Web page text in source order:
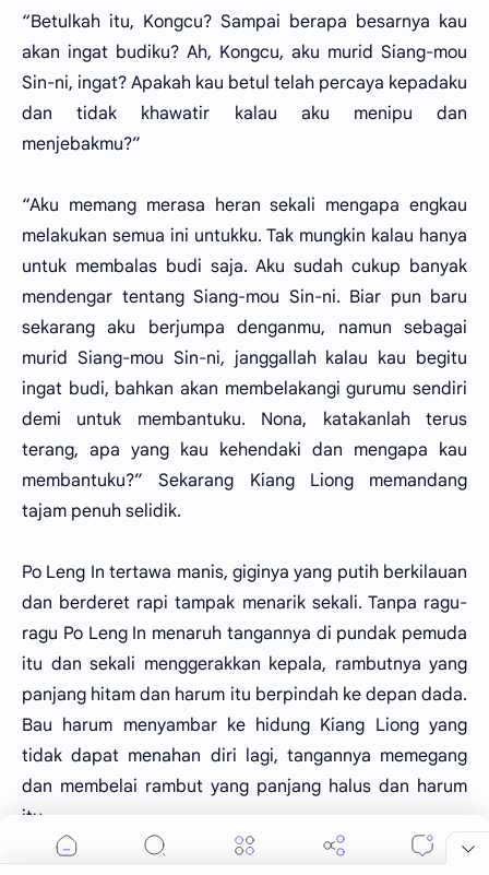
“Betulkah itu, Kongcu? Sampai berapa besarnya kau
akan ingat budiku? Ah, Kongcu, aku murid Siang-mou
Sin-ni, ingat? Apakah kau betul telah percaya kepadaku
dan tidak khawatir kalau aku menipu dan
menjebakmu?”
“Aku memang merasa heran sekali mengapa engkau
melakukan semua ini untukku. Tak mungkin kalau hanya
untuk membalas budi saja. Aku sudah cukup banyak
mendengar tentang Siang-mou Sin-ni. Biar pun baru
sekarang aku berjumpa denganmu, namun sebagai
murid Siang-mou Sin-ni, janggallah kalau kau begitu
ingat budi, bahkan akan membelakangi gurumu sendiri
demi untuk membantuku. Nona, katakanlah terus
terang, apa yang kau kehendaki dan mengapa kau
membantuku?” Sekarang Kiang Liong memandang
tajam penuh selidik.
Po Leng In tertawa manis, giginya yang putih berkilauan
dan berderet rapi tampak menarik sekali. Tanpa ragu-
ragu Po Leng In menaruh tangannya di pundak pemuda
itu dan sekali menggerakkan kepala, rambutnya yang
panjang hitam dan harum itu berpindah ke depan dada.
Bau harum menyambar ke hidung Kiang Liong yang
tidak dapat menahan diri lagi, tangannya memegang
dan membelai rambut yang panjang halus dan harum
itu.